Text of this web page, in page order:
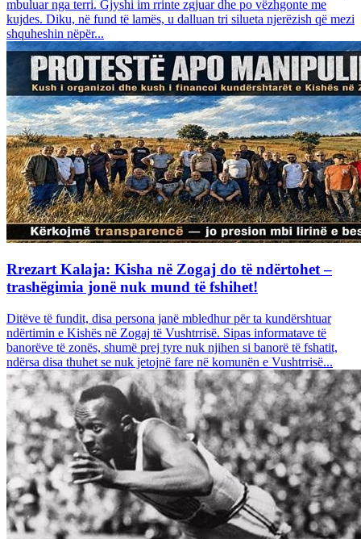
mbuluar nga terri. Gjyshi im rrinte zgjuar dhe po vëzhgonte me
kujdes. Diku, në fund të lamës, u dalluan tri silueta njerëzish që mezi
shquheshin nëpër...
Rrezart Kalaja: Kisha në Zogaj do të ndërtohet –
trashëgimia jonë nuk mund të fshihet!
Ditëve të fundit, disa persona janë mbledhur për ta kundërshtuar
ndërtimin e Kishës në Zogaj të Vushtrrisë. Sipas informatave të
banorëve të zonës, shumë prej tyre nuk njihen si banorë të fshatit,
ndërsa disa thuhet se nuk jetojnë fare në komunën e Vushtrrisë...